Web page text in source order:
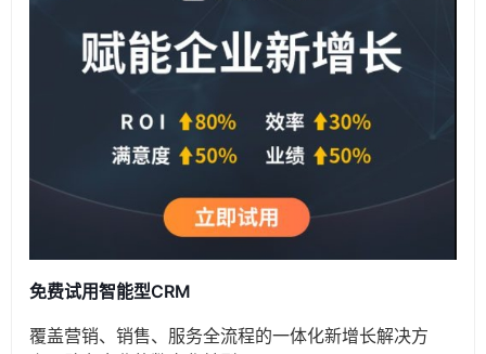
免费试用智能型CRM
覆盖营销、销售、服务全流程的一体化新增长解决方